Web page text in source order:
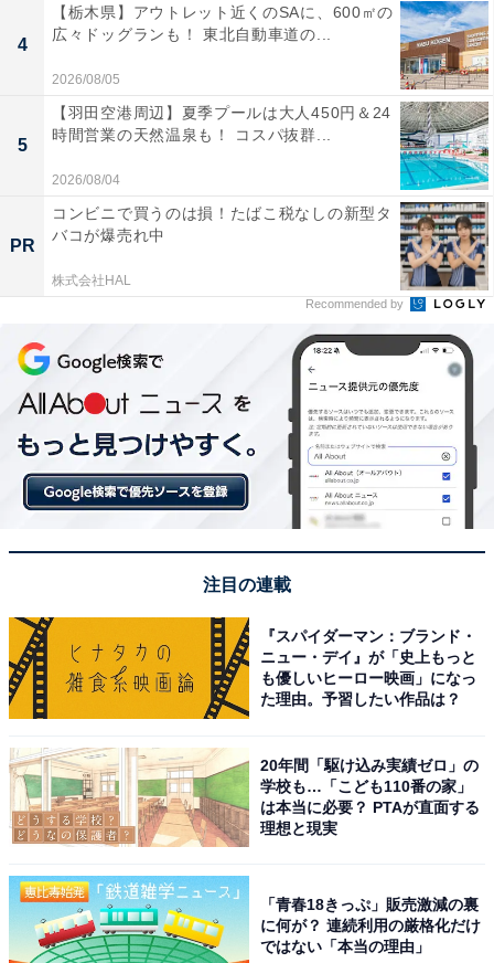
生クリームは上品な甘さ
生クリームがサンド（筆者撮影）
サンドされている生クリームは、甘すぎることなく上品
な印象でした。冷蔵庫で解凍した直後に食べたので、生
ンはあまりしっとりしていなくて、少しパサつきも感じ
ました。冷凍したものを解凍したからかもしれません
ね。
4
【栃木県】アウトレット近くのSAに、600㎡の
広々ドッグランも！ 東北自動車道の...
2026/08/05
5
【羽田空港周辺】夏季プールは大人450円＆24
時間営業の天然温泉も！ コスパ抜群...
2026/08/04
PR
コンビニで買うのは損！たばこ税なしの新型タ
バコが爆売れ中
株式会社HAL
Recommended by
注目の連載
『スパイダーマン：ブランド・
ニュー・デイ』が「史上もっと
も優しいヒーロー映画」になっ
た理由。予習したい作品は？
20年間「駆け込み実績ゼロ」の
学校も…「こども110番の家」
は本当に必要？ PTAが直面する
理想と現実
「青春18きっぷ」販売激減の裏
に何が？ 連続利用の厳格化だけ
ではない「本当の理由」